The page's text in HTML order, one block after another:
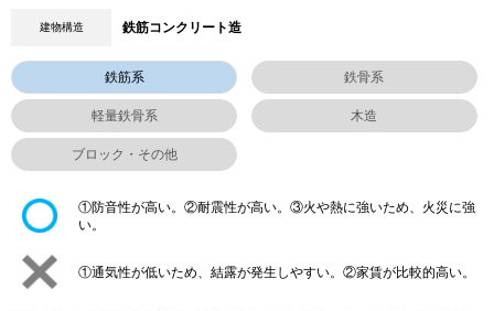
建物構造 鉄筋コンクリート造
鉄筋系 鉄骨系
軽量鉄骨系 木造
ブロック・その他
①防音性が高い。②耐震性が高い。③火や熱に強いため、火災に強
い。
①通気性が低いため、結露が発生しやすい。②家賃が比較的高い。